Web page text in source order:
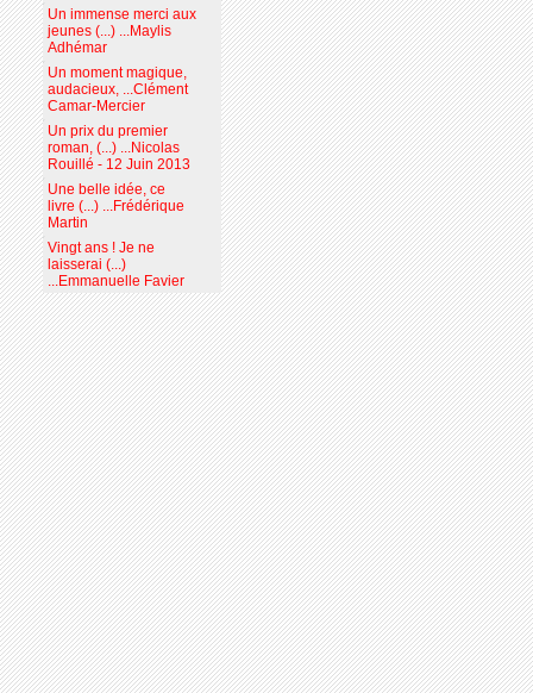
Un immense merci aux
jeunes (...) ...Maylis
Adhémar
Un moment magique,
audacieux, ...Clément
Camar-Mercier
Un prix du premier
roman, (...) ...Nicolas
Rouillé - 12 Juin 2013
Une belle idée, ce
livre (...) ...Frédérique
Martin
Vingt ans ! Je ne
laisserai (...)
...Emmanuelle Favier